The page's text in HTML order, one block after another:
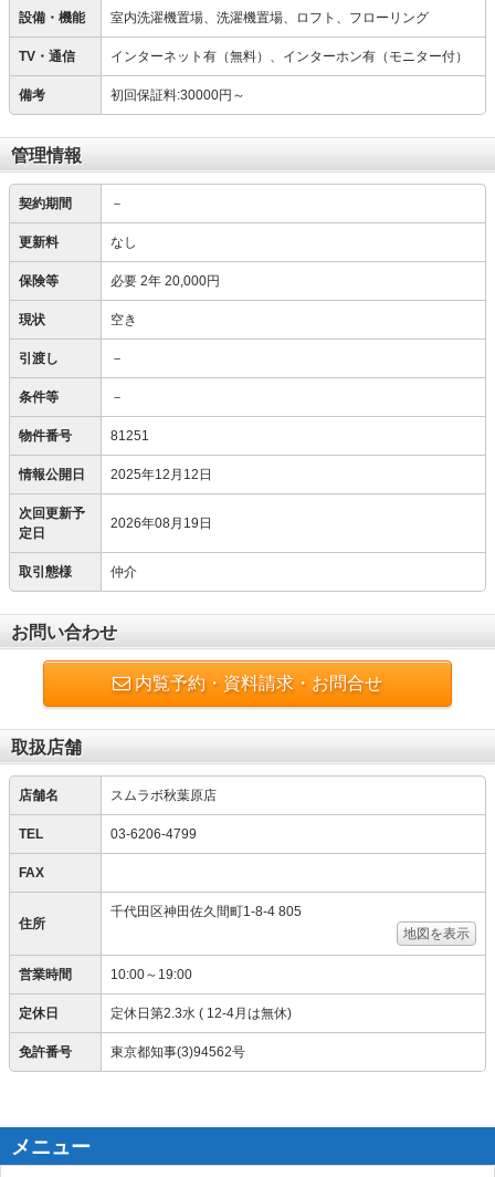
設備・機能 室内洗濯機置場、洗濯機置場、ロフト、フローリング
TV・通信 インターネット有（無料）、インターホン有（モニター付）
備考 初回保証料:30000円～
管理情報
契約期間 －
更新料 なし
保険等 必要 2年 20,000円
現状 空き
引渡し －
条件等 －
物件番号 81251
情報公開日 2025年12月12日
次回更新予
定日
2026年08月19日
取引態様 仲介
お問い合わせ
内覧予約・資料請求・お問合せ
取扱店舗
店舗名 スムラボ秋葉原店
TEL 03-6206-4799
FAX
住所
千代田区神田佐久間町1-8-4 805
地図を表示
営業時間 10:00～19:00
定休日 定休日第2.3水 ( 12-4月は無休)
免許番号 東京都知事(3)94562号
メニュー